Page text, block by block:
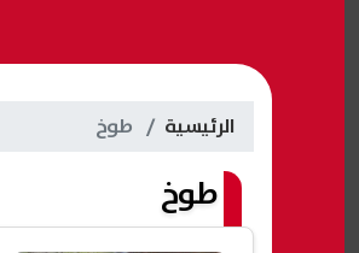
الرئيسية طوخ
طوخ